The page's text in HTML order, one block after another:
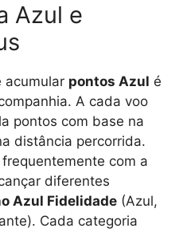
Azul e
acumular pontos Azul é
A cada voo
pontos com base na
distância percorrida.
com a
diferentes
Azul Fidelidade (Azul,
Cada categoria